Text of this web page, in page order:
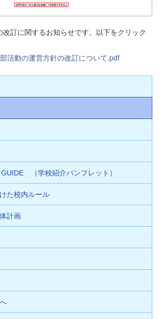
訂に関するお知らせです。以下をクリック
活動の運営方針の改訂について.pdf
（学校紹介パンフレット）
た校内ルール
計画